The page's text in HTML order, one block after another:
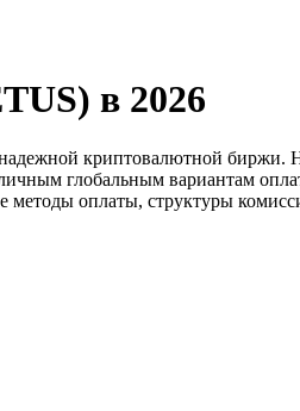
в 2026
криптовалютной биржи.
глобальным вариантам
оплаты, структуры